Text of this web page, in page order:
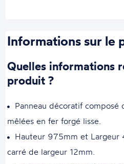
Informations sur le
Quelles informations
produit ?
Panneau décoratif composé
mêlées en fer forgé lisse.
Hauteur 975mm et Largeur
carré de largeur 12mm.